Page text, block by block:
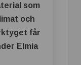
som
och
får
Elmia